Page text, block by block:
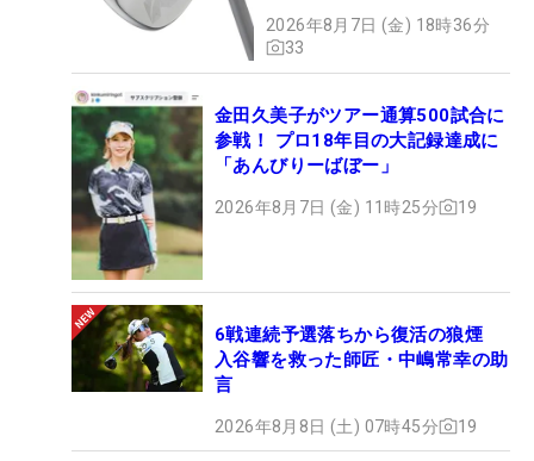
2026年8月7日 (金) 18時36分
33
金田久美子がツアー通算500試合に
参戦！ プロ18年目の大記録達成に
「あんびりーばぼー」
2026年8月7日 (金) 11時25分 19
6戦連続予選落ちから復活の狼煙
入谷響を救った師匠・中嶋常幸の助
言
2026年8月8日 (土) 07時45分 19